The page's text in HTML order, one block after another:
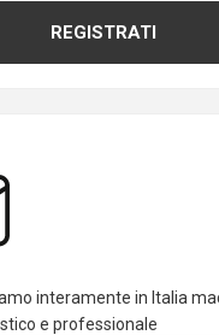
interamente in Italia
e professionale